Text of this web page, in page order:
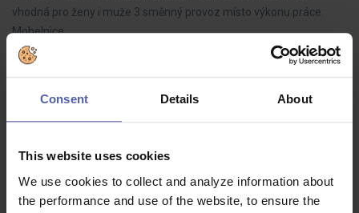
Consent Details About
This website uses cookies
We use cookies to collect and analyze information about
the performance and use of the website, to ensure the
vhodná pro ženy i muže 3 směnný provoz místo výkonu práce:
Mohelnice
Facility Manager pro nové logistické centrum
• Kompletní odpovědnost za správu budovy a technického zázemí
logistického centra.• Koordinace stavebních úprav, instalací